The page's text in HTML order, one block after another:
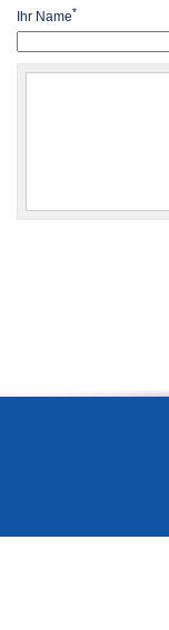
Ihr Name*